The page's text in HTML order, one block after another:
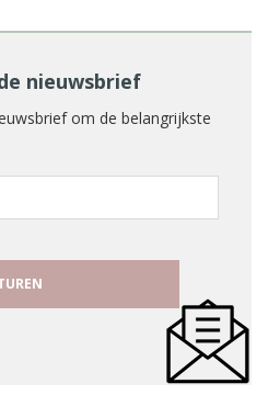
nieuwsbrief
om de belangrijkste